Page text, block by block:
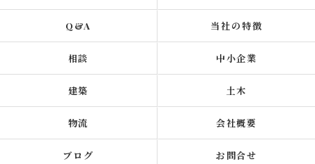
Q&A 当社の特徴
相談 中小企業
建築 土木
物流 会社概要
ブログ お問合せ